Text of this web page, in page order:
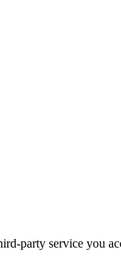
party service you